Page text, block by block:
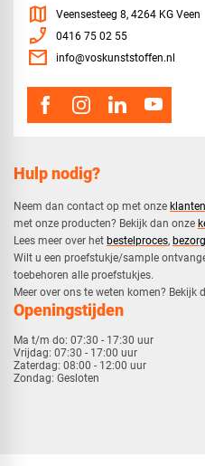
Hulp nodig?
Neem dan contact op met onze
met onze producten? Bekijk dan onze
​Lees meer over het bestelproces,
​Wilt u een proefstukje/sample
toebehoren alle proefstukjes.
​​Meer over ons te weten komen? Bekijk
Openingstijden
Ma t/m do: 07:30 - 17:30 uur
Vrijdag: 07:30 - 17:00 uur
Zaterdag: 08:00 - 12:00 uur
Zondag: Gesloten
map Veensesteeg 8, 4264 KG Veen
phone_enabled 0416 75 02 55
mail info@voskunststoffen.nl